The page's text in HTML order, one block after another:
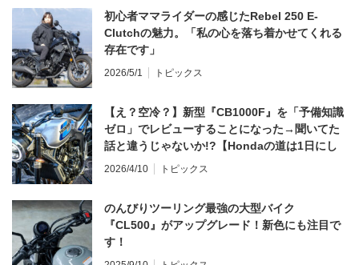
初心者ママライダーの感じたRebel 250 E-
Clutchの魅力。「私の心を落ち着かせてくれる
存在です」
2026/5/1 トピックス
【え？空冷？】新型『CB1000F』を「予備知識
ゼロ」でレビューすることになった→聞いてた
話と違うじゃないか!?【Hondaの道は1日にし
てならず／CB1000F ①第一印象 編】
2026/4/10 トピックス
のんびりツーリング最強の大型バイク
『CL500』がアップグレード！新色にも注目で
す！